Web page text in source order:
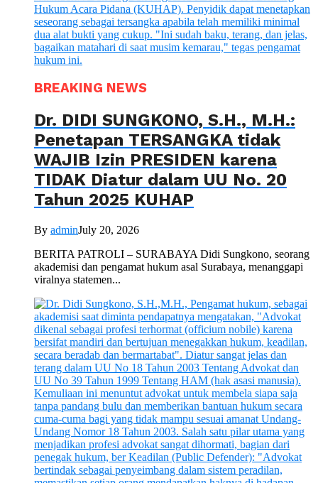
BREAKING NEWS
Dr. DIDI SUNGKONO, S.H., M.H.:
Penetapan TERSANGKA tidak
WAJIB Izin PRESIDEN karena
TIDAK Diatur dalam UU No. 20
Tahun 2025 KUHAP
By adminJuly 20, 2026
BERITA PATROLI – SURABAYA Didi Sungkono, seorang
akademisi dan pengamat hukum asal Surabaya, menanggapi
viralnya statemen...